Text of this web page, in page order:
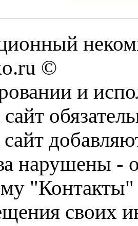
©
и
сайт
нарушены -
"Контакты"
своих